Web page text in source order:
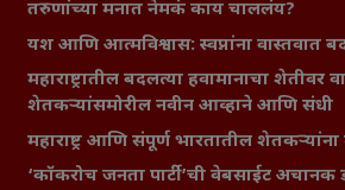
तरुणांच्या मनात नेमकं काय चाललंय?
यश आणि आत्मविश्वास: स्वप्नांना वास्तवात
महाराष्ट्रातील बदलत्या हवामानाचा शेतीवर
शेतकऱ्यांसमोरील नवीन आव्हाने आणि संधी
महाराष्ट्र आणि संपूर्ण भारतातील शेतकऱ्यांना
‘कॉकरोच जनता पार्टी’ची वेबसाईट